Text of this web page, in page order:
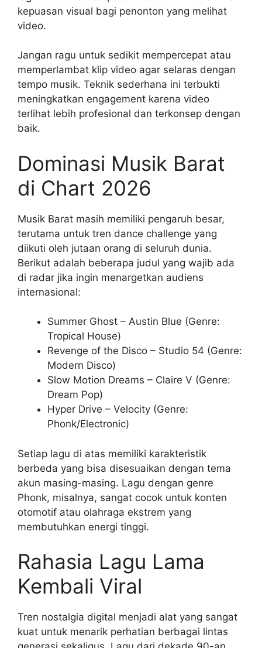
kepuasan visual bagi penonton yang melihat
video.
Jangan ragu untuk sedikit mempercepat atau
memperlambat klip video agar selaras dengan
tempo musik. Teknik sederhana ini terbukti
meningkatkan engagement karena video
terlihat lebih profesional dan terkonsep dengan
baik.
Dominasi Musik Barat
di Chart 2026
Musik Barat masih memiliki pengaruh besar,
terutama untuk tren dance challenge yang
diikuti oleh jutaan orang di seluruh dunia.
Berikut adalah beberapa judul yang wajib ada
di radar jika ingin menargetkan audiens
internasional:
Summer Ghost – Austin Blue (Genre:
Tropical House)
Revenge of the Disco – Studio 54 (Genre:
Modern Disco)
Slow Motion Dreams – Claire V (Genre:
Dream Pop)
Hyper Drive – Velocity (Genre:
Phonk/Electronic)
Setiap lagu di atas memiliki karakteristik
berbeda yang bisa disesuaikan dengan tema
akun masing-masing. Lagu dengan genre
Phonk, misalnya, sangat cocok untuk konten
otomotif atau olahraga ekstrem yang
membutuhkan energi tinggi.
Rahasia Lagu Lama
Kembali Viral
Tren nostalgia digital menjadi alat yang sangat
kuat untuk menarik perhatian berbagai lintas